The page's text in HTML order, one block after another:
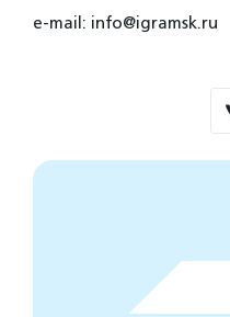
e-mail: info@igramsk.ru